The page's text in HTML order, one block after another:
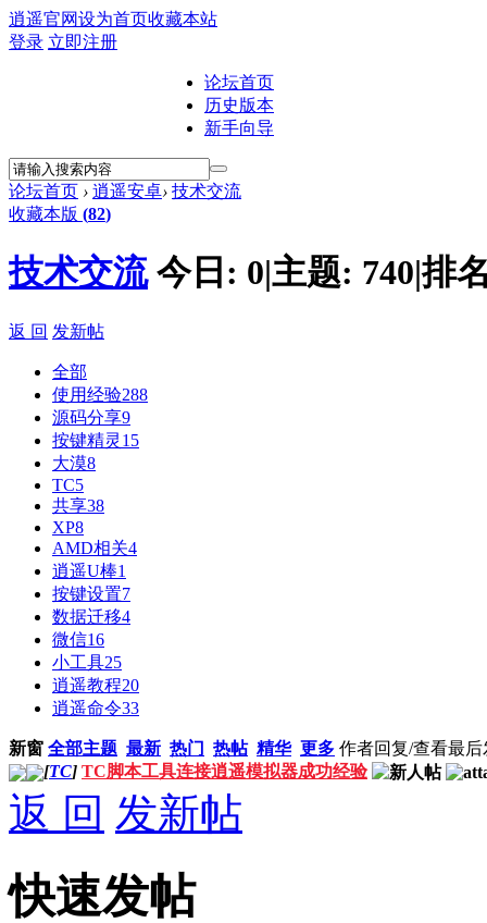
逍遥官网设为首页收藏本站
登录 立即注册
论坛首页
历史版本
新手向导
论坛首页 › 逍遥安卓› 技术交流
收藏本版 (82)
技术交流 今日: 0|主题: 740|排
返 回 发新帖
全部
使用经验288
源码分享9
按键精灵 15
大漠8
TC5
共享38
XP8
AMD相关4
逍遥U棒1
按键设置7
数据迁移4
微信16
小工具25
逍遥教程20
逍遥命令33
新窗 全部主题 最新 热门 热帖 精华 更多 作者回复/查看最后
[TC] TC脚本工具连接逍遥模拟器成功经验
返 回 发新帖
快速发帖